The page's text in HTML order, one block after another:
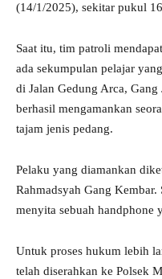
(14/1/2025), sekitar pukul
Saat itu, tim patroli
ada sekumpulan pelajar
di Jalan Gedung Arca,
berhasil mengamankan
tajam jenis pedang.
Pelaku yang diamankan
Rahmadsyah Gang Kembar.
menyita sebuah handphone
Untuk proses hukum lebih
telah diserahkan ke Polsek